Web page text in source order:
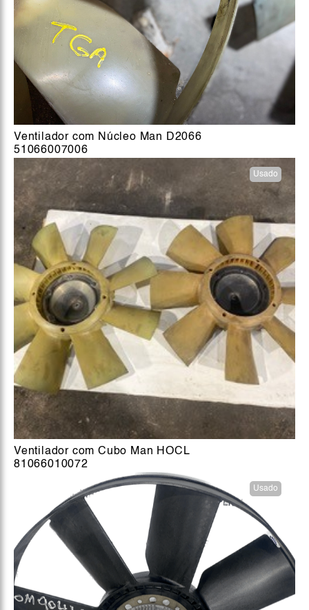
Ventilador com Núcleo Man D2066
51066007006
Usado
Ventilador com Cubo Man HOCL
81066010072
Usado